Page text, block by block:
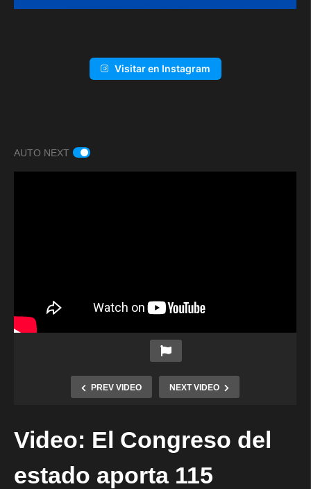
Visitar en Instagram
AUTO NEXT
PREV VIDEO NEXT VIDEO
Video: El Congreso del
estado aporta 115